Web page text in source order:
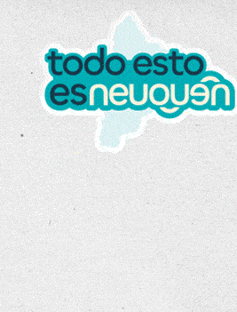
Energía
ARPEL 2026
Neuquén participó
conferencia clave
energética
Del 1 al 4 de junio se
Hilton de Buenos Aires la
reunió a referentes de la
energética de América